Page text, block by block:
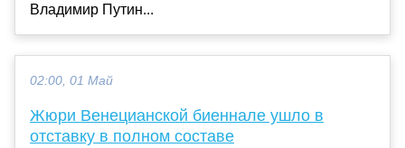
Владимир Путин...
02:00, 01 Май
Жюри Венецианской биеннале ушло в
отставку в полном составе